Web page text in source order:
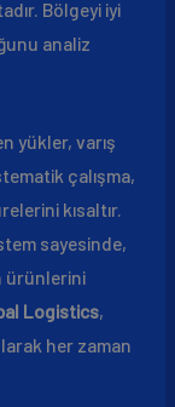
Bölgeyi iyi
analiz
yükler, varış
çalışma,
kısaltır.
sayesinde,
ürünlerini
Logistics,
her zaman